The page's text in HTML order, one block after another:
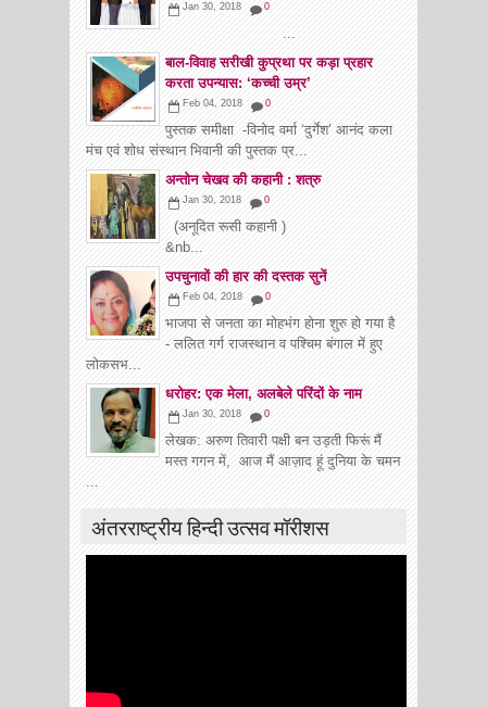
Jan 30, 2018 0
...
बाल-विवाह सरीखी कुप्रथा पर कड़ा प्रहार
करता उपन्यास: ‘कच्ची उम्र’
Feb 04, 2018 0
पुस्तक समीक्षा -विनोद वर्मा ‘दुर्गेश’ आनंद कला
मंच एवं शोध संस्थान भिवानी की पुस्तक प्र...
अन्तोन चेखव की कहानी : शत्रु
Jan 30, 2018 0
(अनूदित रूसी कहानी )
&nb...
उपचुनावों की हार की दस्तक सुनें
Feb 04, 2018 0
भाजपा से जनता का मोहभंग होना शुरु हो गया है
- ललित गर्ग राजस्थान व पश्चिम बंगाल में हुए
लोकसभ...
धरोहर: एक मेला, अलबेले परिंदों के नाम
Jan 30, 2018 0
लेखक: अरुण तिवारी पक्षी बन उड़ती फिरूं मैं
मस्त गगन में, आज मैं आज़ाद हूं दुनिया के चमन
...
अंतरराष्ट्रीय हिन्दी उत्सव मॉरीशस